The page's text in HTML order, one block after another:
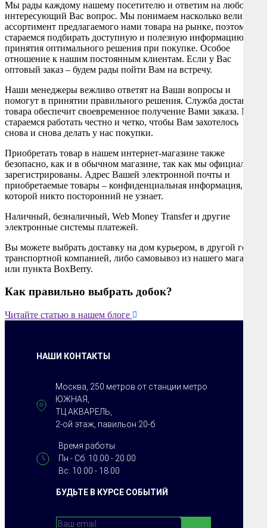
Мы рады каждому нашему посетителю и ответим на любой
интересующий Вас вопрос. Мы понимаем насколько велик
ассортимент предлагаемого нами товара на рынке, поэтому
стараемся подбирать доступную и полезную информацию для
принятия оптимального решения при покупке. Особое
отношение к нашим постоянным клиентам. Если у Вас
оптовый заказ – будем рады пойти Вам на встречу.
Наши менеджеры вежливо ответят на Ваши вопросы и
помогут в принятии правильного решения. Служба доставки
товара обеспечит своевременное получение Вами заказа. Мы
стараемся работать честно и четко, чтобы Вам захотелось
снова и снова делать у нас покупки.
Приобретать товар в нашем интернет-магазине также
безопасно, как и в обычном магазине, так как мы официально
зарегистрированы. Адрес Вашей электронной почты и
приобретаемые товары – конфиденциальная информация, о
которой никто посторонний не узнает.
Наличный, безналичный, Web Money Transfer и другие
электронные системы платежей.
Вы можете выбрать доставку на дом курьером, в другой город
транспортной компанией, либо самовывоз из нашего магазина
или пункта BoxBerry.
Как правильно выбрать добок?
Читайте статью в нашем блоге 
БУДЬТЕ В КУРСЕ СОБЫТИЙ
НАШИ КОНТАКТЫ
Москва, 250 метров от станции метро
ЮЖНАЯ,
ТЦ АКВАРЕЛЬ,
2-ой этаж, павильон 20-б
Время работы:
Пн - Сб: 10.00 - 20.00
Вс: 10.00 - 18.00